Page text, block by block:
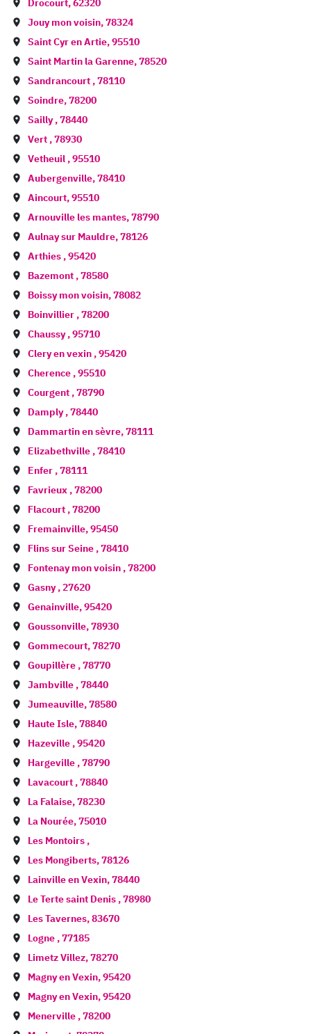
Drocourt,62320
Jouy mon voisin,78324
Saint Cyr en Artie,95510
Saint Martin la Garenne,78520
Sandrancourt ,78110
Soindre,78200
Sailly,78440
Vert ,78930
Vetheuil ,95510
Aubergenville,78410
Aincourt,95510
Arnouville les mantes,78790
Aulnay sur Mauldre,78126
Arthies ,95420
Bazemont ,78580
Boissy mon voisin,78082
Boinvillier ,78200
Chaussy,95710
Clery en vexin ,95420
Cherence ,95510
Courgent ,78790
Damply,78440
Dammartin en sèvre,78111
Elizabethville ,78410
Enfer ,78111
Favrieux ,78200
Flacourt ,78200
Fremainville,95450
Flins sur Seine ,78410
Fontenay mon voisin ,78200
Gasny,27620
Genainville,95420
Goussonville,78930
Gommecourt,78270
Goupillère ,78770
Jambville ,78440
Jumeauville,78580
Haute Isle,78840
Hazeville ,95420
Hargeville ,78790
Lavacourt ,78840
La Falaise,78230
La Nourée,75010
Les Montoirs ,
Les Mongiberts,78126
Lainville en Vexin,78440
Le Terte saint Denis ,78980
Les Tavernes,83670
Logne ,77185
Limetz Villez,78270
Magny en Vexin,95420
Magny en Vexin,95420
Menerville ,78200